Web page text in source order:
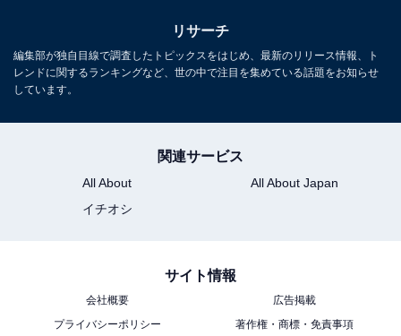
こちらもおすすめ
お土産が充実していると思う「青森県の道の
リサーチ
編集部が独自目線で調査したトピックスをはじめ、最新のリリース情報、ト
レンドに関するランキングなど、世の中で注目を集めている話題をお知らせ
しています。
関連サービス
All About
All About Japan
イチオシ
サイト情報
会社概要
広告掲載
プライバシーポリシー
著作権・商標・免責事項